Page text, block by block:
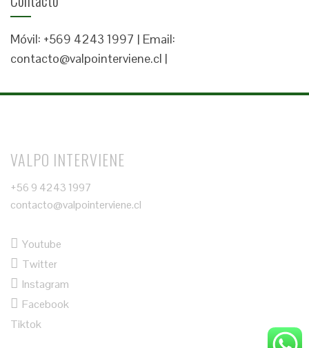
Móvil: +569 4243 1997 | Email:
contacto@valpointerviene.cl |
VALPO INTERVIENE
+56 9 4243 1997
contacto@valpointerviene.cl
Youtube
Twitter
Instagram
Facebook
Tiktok